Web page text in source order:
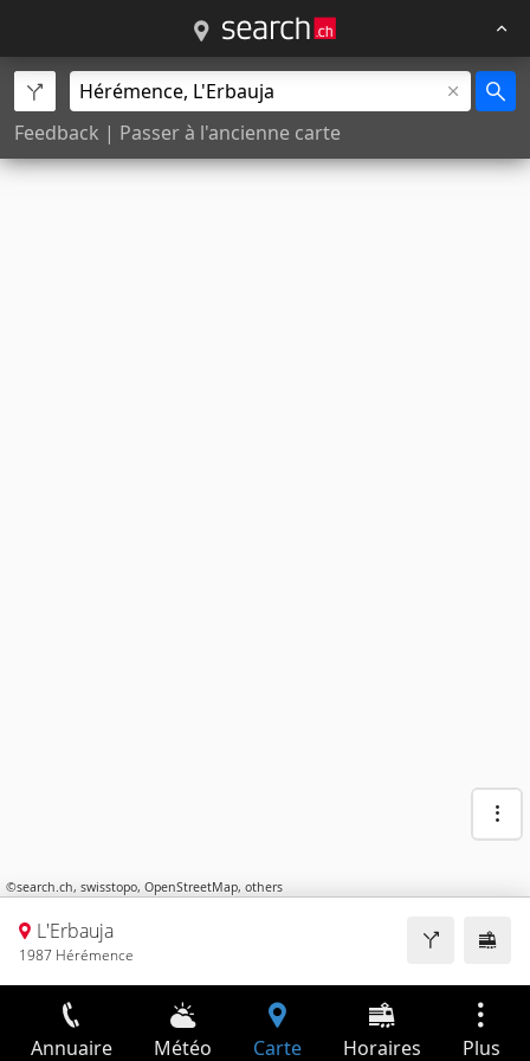
Feedback | Passer à l'ancienne carte
©search.ch, swisstopo, OpenStreetMap, others
L'Erbauja
1987 Hérémence
Annuaire Météo Carte Horaires Plus